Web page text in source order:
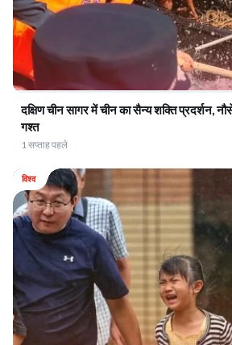
दक्षिण चीन सागर में चीन का सैन्य शक्ति प्रदर्शन,
गश्त
1 सप्ताह पहले
विश्व